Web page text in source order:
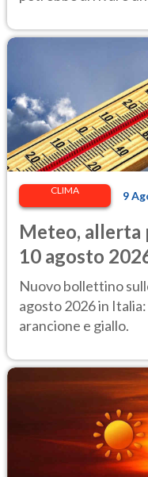
CLIMA 9
Meteo, allerta
10 agosto
a rischio
Nuovo bollettino
agosto 2026 in
arancione e giallo.